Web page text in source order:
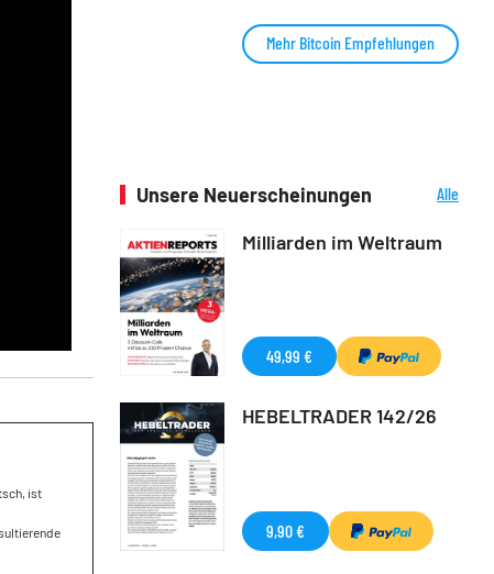
ist
Mehr Bitcoin Empfehlungen
Unsere Neuerscheinungen
Alle
Milliarden im Weltraum
49,99 €
HEBELTRADER 142/26
9,90 €